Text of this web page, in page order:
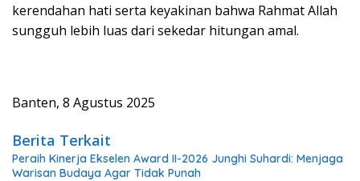
kerendahan hati serta keyakinan bahwa Rahmat Allah
sungguh lebih luas dari sekedar hitungan amal.
Banten, 8 Agustus 2025
Berita Terkait
Peraih Kinerja Ekselen Award II-2026 Junghi Suhardi: Menjaga
Warisan Budaya Agar Tidak Punah